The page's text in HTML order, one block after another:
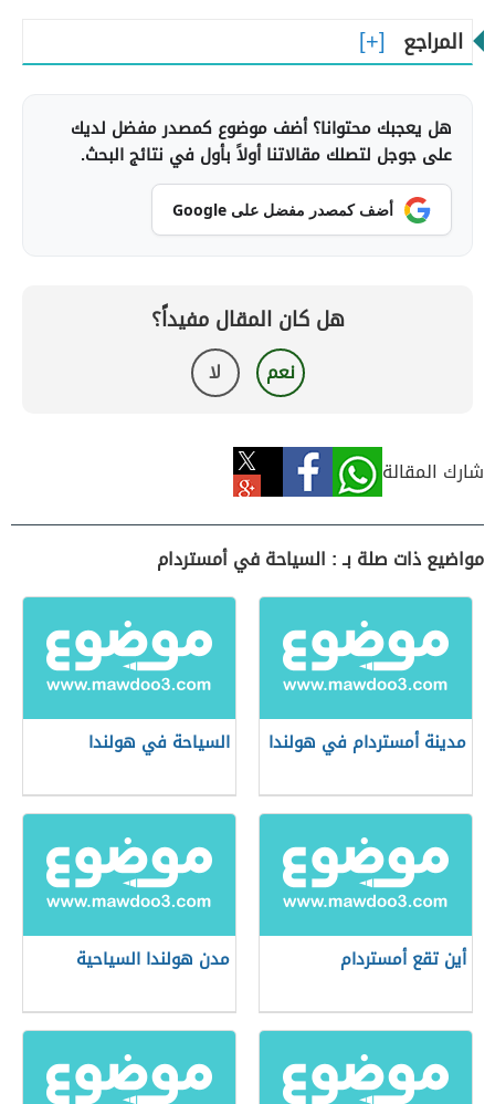
المراجع
هل يعجبك محتوانا؟ أضف موضوع كمصدر مفضل لديك
على جوجل لتصلك مقالاتنا أولاً بأول في نتائج البحث.
أضف كمصدر مفضل على Google
هل كان المقال مفيداً؟
نعم لا
شارك المقالة
مواضيع ذات صلة بـ : السياحة في أمستردام
مدينة أمستردام في هولندا السياحة في هولندا
أين تقع أمستردام مدن هولندا السياحية